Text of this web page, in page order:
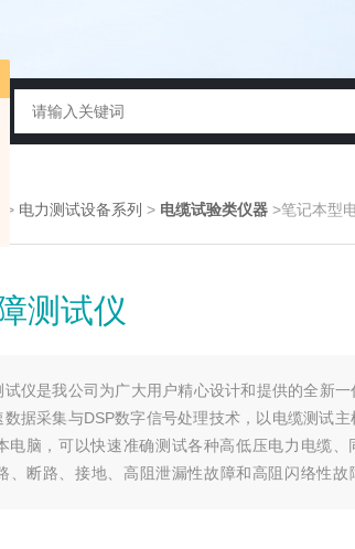
> 电力测试设备系列 > 电缆试验类仪器 >笔记本型
测试仪
仪是我公司为广大用户精心设计和提供的全新一
据采集与DSP数字信号处理技术，以电缆测试主
电脑，可以快速准确测试各种高低压电力电缆、
、断路、接地、高阻泄漏性故障和高阻闪络性故